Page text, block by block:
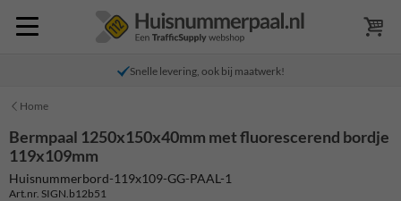
Snelle levering, ook bij maatwerk!
Home
Bermpaal 1250x150x40mm met fluorescerend bordje
119x109mm
Huisnummerbord-119x109-GG-PAAL-1
Art.nr. SIGN.b12b51